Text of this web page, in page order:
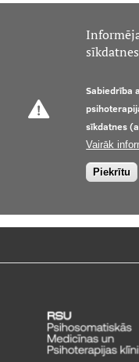
Sabiedrība
sīkdatnes
Vairāk
Piekrītu